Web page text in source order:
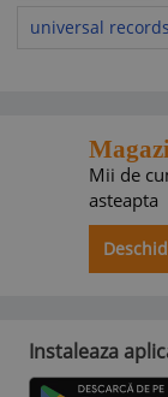
universal records
Mii de
asteapta
Instaleaza